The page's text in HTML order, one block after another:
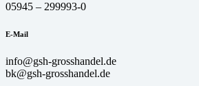
05945 – 299993-0
E-Mail
info@gsh-grosshandel.de
bk@gsh-grosshandel.de